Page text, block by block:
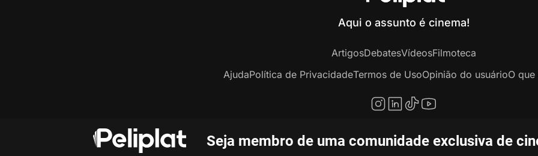
Seja membro de uma comunidade exclusiva de
Aqui o assunto é cinema!
ArtigosDebatesVídeosFilmoteca
AjudaPolítica de PrivacidadeTermos de UsoOpinião do usuárioO que